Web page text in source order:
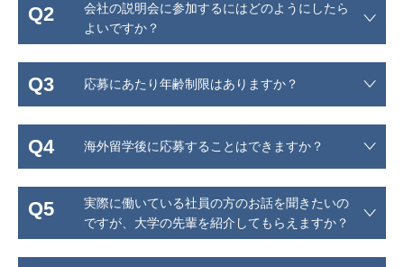
Q2
会社の説明会に参加するにはどのようにしたら
よいですか？
Q3 応募にあたり年齢制限はありますか？
Q4 海外留学後に応募することはできますか？
Q5
実際に働いている社員の方のお話を聞きたいの
ですが、大学の先輩を紹介してもらえますか？